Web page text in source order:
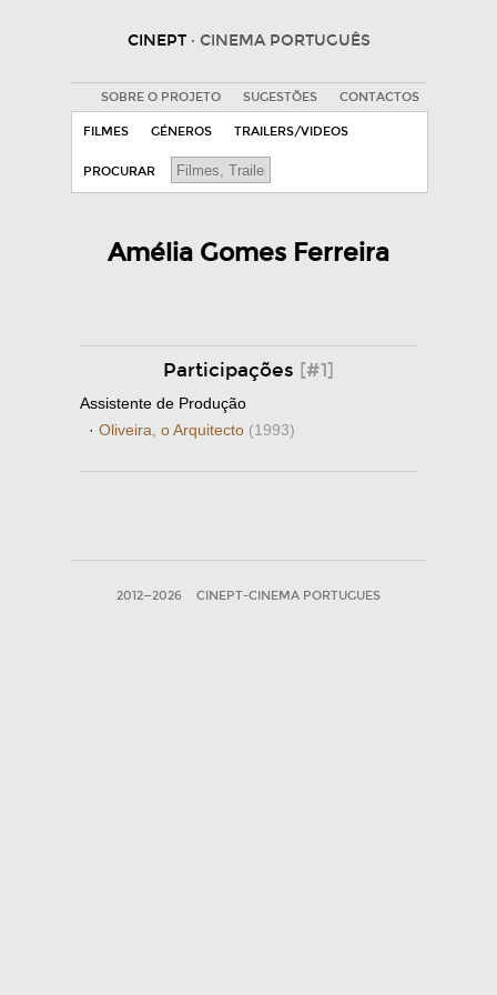
CINEPT · CINEMA PORTUGUÊS
SOBRE O PROJETO SUGESTÕES CONTACTOS
FILMES GÉNEROS TRAILERS/VIDEOS
PROCURAR
Amélia Gomes Ferreira
Participações [#1]
Assistente de Produção
· Oliveira, o Arquitecto (1993)
2012—2026 CINEPT-CINEMA PORTUGUES